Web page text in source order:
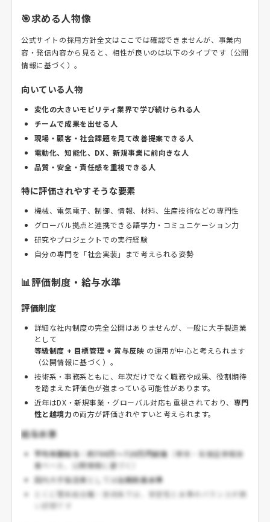
🎯求める人物像
公式サイトの採用方針全文はここでは確認できませんが、事業内
容・発信内容から見ると、相性が良いのは以下のタイプです（公開
情報に基づく）。
向いている人物
変化の大きいモビリティ業界で学び続けられる人
チームで成果を出せる人
現場・顧客・社会課題を見て改善提案できる人
電動化、知能化、DX、新規事業に前向きな人
品質・安全・責任感を重視できる人
特に評価されやすそうな要素
機械、電気電子、制御、情報、材料、生産技術などの専門性
グローバル拠点と連携できる語学力・コミュニケーション力
研究やプロジェクトでの実行経験
自分の専門を「社会実装」まで考えられる姿勢
📊評価制度・給与水準
評価制度
詳細な社内制度の完全公開はありませんが、一般に大手製造業
として
等級制度 + 目標管理 + 賞与反映 の運用が中心と考えられます
（公開情報に基づく）。
技術系・事務系ともに、年次だけでなく職務や成果、役割期待
を踏まえた評価色が強まっている可能性があります。
近年はDX・新規事業・グローバル対応も重視されており、 専門
性と越境力の両方が評価されやすいと考えられます。
給与水準
平均年間給与：約700万～720万円前後（単体・有価証券報告
書ベース、公開情報に基づく）
国内大手製造業としては比較的高水準
とくに理系総合職・技術系では、安定性と水準のバランスが良
い部類です